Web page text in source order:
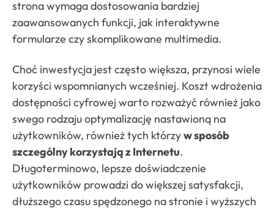
strona wymaga dostosowania bardziej
zaawansowanych funkcji, jak interaktywne
formularze czy skomplikowane multimedia.
Choć inwestycja jest często większa, przynosi wiele
korzyści wspomnianych wcześniej. Koszt wdrożenia
dostępności cyfrowej warto rozważyć również jako
swego rodzaju optymalizację nastawioną na
użytkowników, również tych którzyw sposób
szczególny korzystają z Internetu.
Długoterminowo, lepsze doświadczenie
użytkowników prowadzi do większej satysfakcji,
dłuższego czasu spędzonego na stronie i wyższych